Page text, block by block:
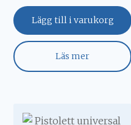
Lägg till i varukorg
Läs mer